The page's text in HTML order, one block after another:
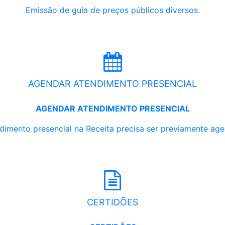
Emissão de guia de preços públicos diversos.
AGENDAR ATENDIMENTO PRESENCIAL
AGENDAR ATENDIMENTO PRESENCIAL
presencial na Receita precisa ser previamente
CERTIDÕES